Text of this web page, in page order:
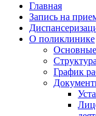
Главная
Запись на
О поликлинике
График